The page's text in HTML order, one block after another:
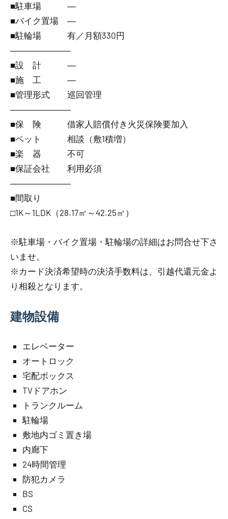
■駐車場 ―
■バイク置場 ―
■駐輪場 有／月額330円
―――――――
■設 計 ―
■施 工 ―
■管理形式 巡回管理
―――――――
■保 険 借家人賠償付き火災保険要加入
■ペット 相談（敷1積増）
■楽 器 不可
■保証会社 利用必須
―――――――
■間取り
□1K～1LDK（28.17㎡～42.25㎡）
※駐車場・バイク置場・駐輪場の詳細はお問合せ下さ
いませ。
※カード決済希望時の決済手数料は、引越代還元金よ
り相殺となります。
建物設備
エレベーター
オートロック
宅配ボックス
TVドアホン
トランクルーム
駐輪場
敷地内ゴミ置き場
内廊下
24時間管理
防犯カメラ
BS
CS